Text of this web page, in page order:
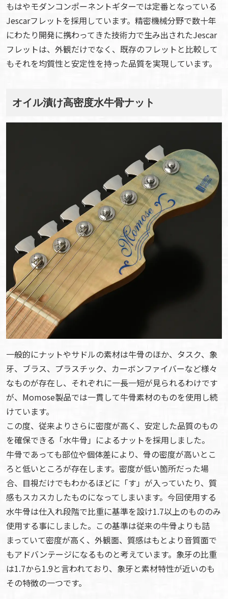
もはやモダンコンポーネントギターでは定番となっている
Jescarフレットを採用しています。精密機械分野で数十年
にわたり開発に携わってきた技術力で生み出されたJescar
フレットは、外観だけでなく、既存のフレットと比較して
もそれを均質性と安定性を持った品質を実現しています。
オイル漬け高密度水牛骨ナット
一般的にナットやサドルの素材は牛骨のほか、タスク、象
牙、ブラス、プラスチック、カーボンファイバーなど様々
なものが存在し、それぞれに一長一短が見られるわけです
が、Momose製品では一貫して牛骨素材のものを使用し続
けています。
この度、従来よりさらに密度が高く、安定した品質のもの
を確保できる「水牛骨」によるナットを採用しました。
牛骨であっても部位や個体差により、骨の密度が高いとこ
ろと低いところが存在します。密度が低い箇所だった場
合、目視だけでもわかるほどに「す」が入っていたり、質
感もスカスカしたものになってしまいます。今回使用する
水牛骨は仕入れ段階で比重に基準を設け1.7以上のもののみ
使用する事にしました。この基準は従来の牛骨よりも詰
まっていて密度が高く、外観面、質感はもとより音質面で
もアドバンテージになるものと考えています。象牙の比重
は1.7から1.9と言われており、象牙と素材特性が近いのも
その特徴の一つです。